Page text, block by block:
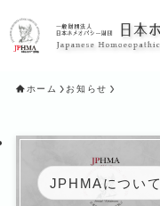
ホーム お知らせ
JPHMAについて